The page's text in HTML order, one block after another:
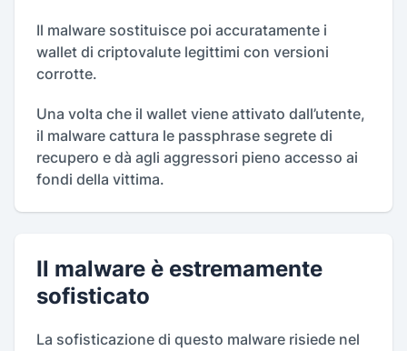
Il malware sostituisce poi accuratamente i
wallet di criptovalute legittimi con versioni
corrotte.
Una volta che il wallet viene attivato dall’utente,
il malware cattura le passphrase segrete di
recupero e dà agli aggressori pieno accesso ai
fondi della vittima.
Il malware è estremamente
sofisticato
La sofisticazione di questo malware risiede nel